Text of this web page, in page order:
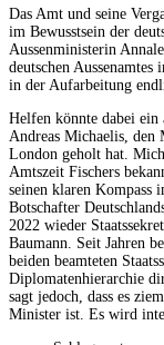
Das Amt und seine
im Bewusstsein der
Aussenministerin
deutschen
in der Aufarbeitung
Helfen könnte dabei ein
Andreas Michaelis, den
London geholt hat.
Amtszeit Fischers
seinen klaren Kompass
Botschafter
2022 wieder
Baumann. Seit Jahren
beiden beamteten
Diplomatenhierarchie
sagt jedoch, dass es
Minister ist. Es wird